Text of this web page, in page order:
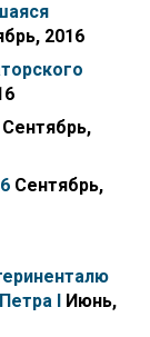
2016
Сентябрь,
Сентябрь,
I
Июнь,